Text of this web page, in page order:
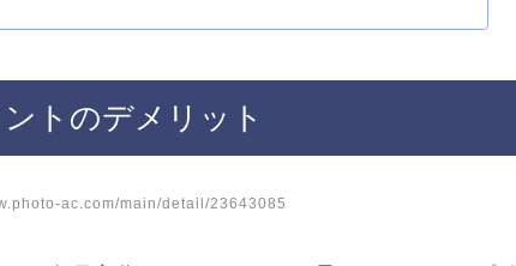
トのデメリット
ac.com/main/detail/23643085